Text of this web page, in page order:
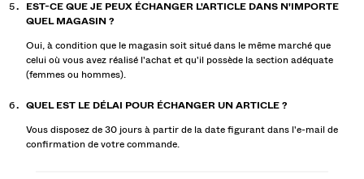
EST-CE QUE JE PEUX ÉCHANGER L'ARTICLE DANS N'IMPORTE
QUEL MAGASIN ?
Oui, à condition que le magasin soit situé dans le même marché que
celui où vous avez réalisé l'achat et qu'il possède la section adéquate
(femmes ou hommes).
QUEL EST LE DÉLAI POUR ÉCHANGER UN ARTICLE ?
Vous disposez de 30 jours à partir de la date figurant dans l'e-mail de
confirmation de votre commande.